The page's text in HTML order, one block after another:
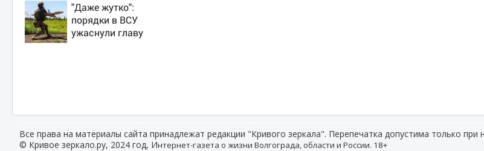
грузовым поездом
— десятки человек
пострадали. Видео
"Даже жутко":
порядки в ВСУ
ужаснули главу
Все права на материалы сайта принадлежат редакции "Кривого зеркала". Перепечатка допустима только при
© Кривое зеркало.ру, 2024 год, Интернет-газета о жизни Волгограда, области и России. 18+